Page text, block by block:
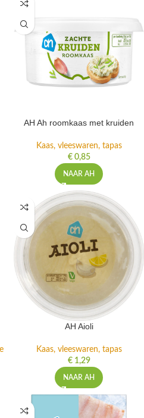
AH Ah roomkaas met kruiden
Kaas, vleeswaren, tapas
€0,85
NAAR AH
AH Aioli
Kaas, vleeswaren, tapas
€1,29
NAAR AH